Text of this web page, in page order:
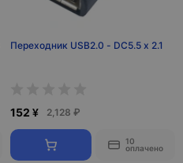
Переходник USB2.0 - DC5.5 x 2.1
152 ¥ 2,128 ₽
10
оплачено